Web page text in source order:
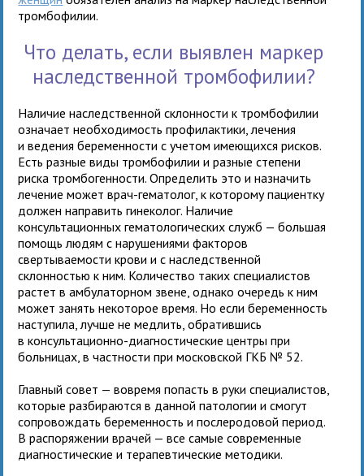
тромбофилии.
Что делать, если выявлен маркер
наследственной тромбофилии?
Наличие наследственной склонности к тромбофилии
означает необходимость профилактики, лечения
и ведения беременности с учетом имеющихся рисков.
Есть разные виды тромбофилии и разные степени
риска тромбогенности. Определить это и назначить
лечение может врач-гематолог, к которому пациентку
должен направить гинеколог. Наличие
консультационных гематологических служб — большая
помощь людям с нарушениями факторов
свертываемости крови и с наследственной
склонностью к ним. Количество таких специалистов
растет в амбулаторном звене, однако очередь к ним
может занять некоторое время. Но если беременность
наступила, лучше не медлить, обратившись
в консультационно-диагностические центры при
больницах, в частности при московской ГКБ № 52.
Главный совет — вовремя попасть в руки специалистов,
которые разбираются в данной патологии и смогут
сопровождать беременность и послеродовой период.
В распоряжении врачей — все самые современные
диагностические и терапевтические методики.